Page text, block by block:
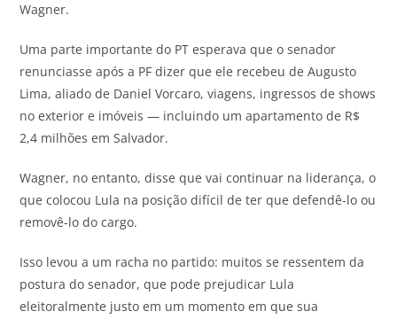
Wagner.
Uma parte importante do PT esperava que o senador
renunciasse após a PF dizer que ele recebeu de Augusto
Lima, aliado de Daniel Vorcaro, viagens, ingressos de shows
no exterior e imóveis — incluindo um apartamento de R$
2,4 milhões em Salvador.
Wagner, no entanto, disse que vai continuar na liderança, o
que colocou Lula na posição difícil de ter que defendê-lo ou
removê-lo do cargo.
Isso levou a um racha no partido: muitos se ressentem da
postura do senador, que pode prejudicar Lula
eleitoralmente justo em um momento em que sua